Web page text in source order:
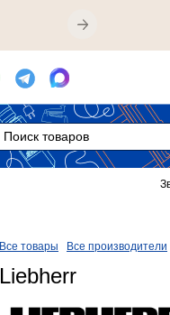
Все товары Все производители
Liebherr